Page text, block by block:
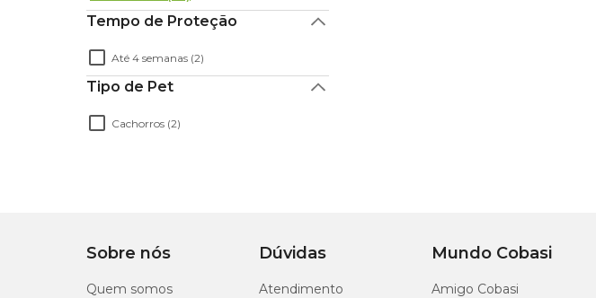
Tempo de Proteção
Até 4 semanas (2)
Tipo de Pet
Cachorros (2)
Sobre nós
Quem somos
Dúvidas
Atendimento
Mundo Cobasi
Amigo Cobasi